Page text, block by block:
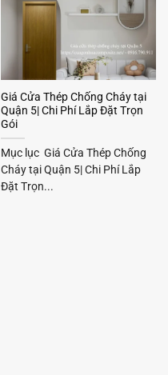
Giá Cửa Thép Chống Cháy tại
Quận 5| Chi Phí Lắp Đặt Trọn
Gói
Mục lục Giá Cửa Thép Chống
Cháy tại Quận 5| Chi Phí Lắp
Đặt Trọn...